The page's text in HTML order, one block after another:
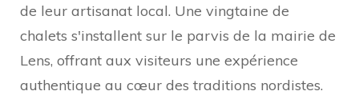
de leur artisanat local. Une vingtaine de
chalets s'installent sur le parvis de la mairie de
Lens, offrant aux visiteurs une expérience
authentique au cœur des traditions nordistes.